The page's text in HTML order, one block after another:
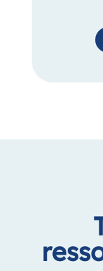
nos
mieux